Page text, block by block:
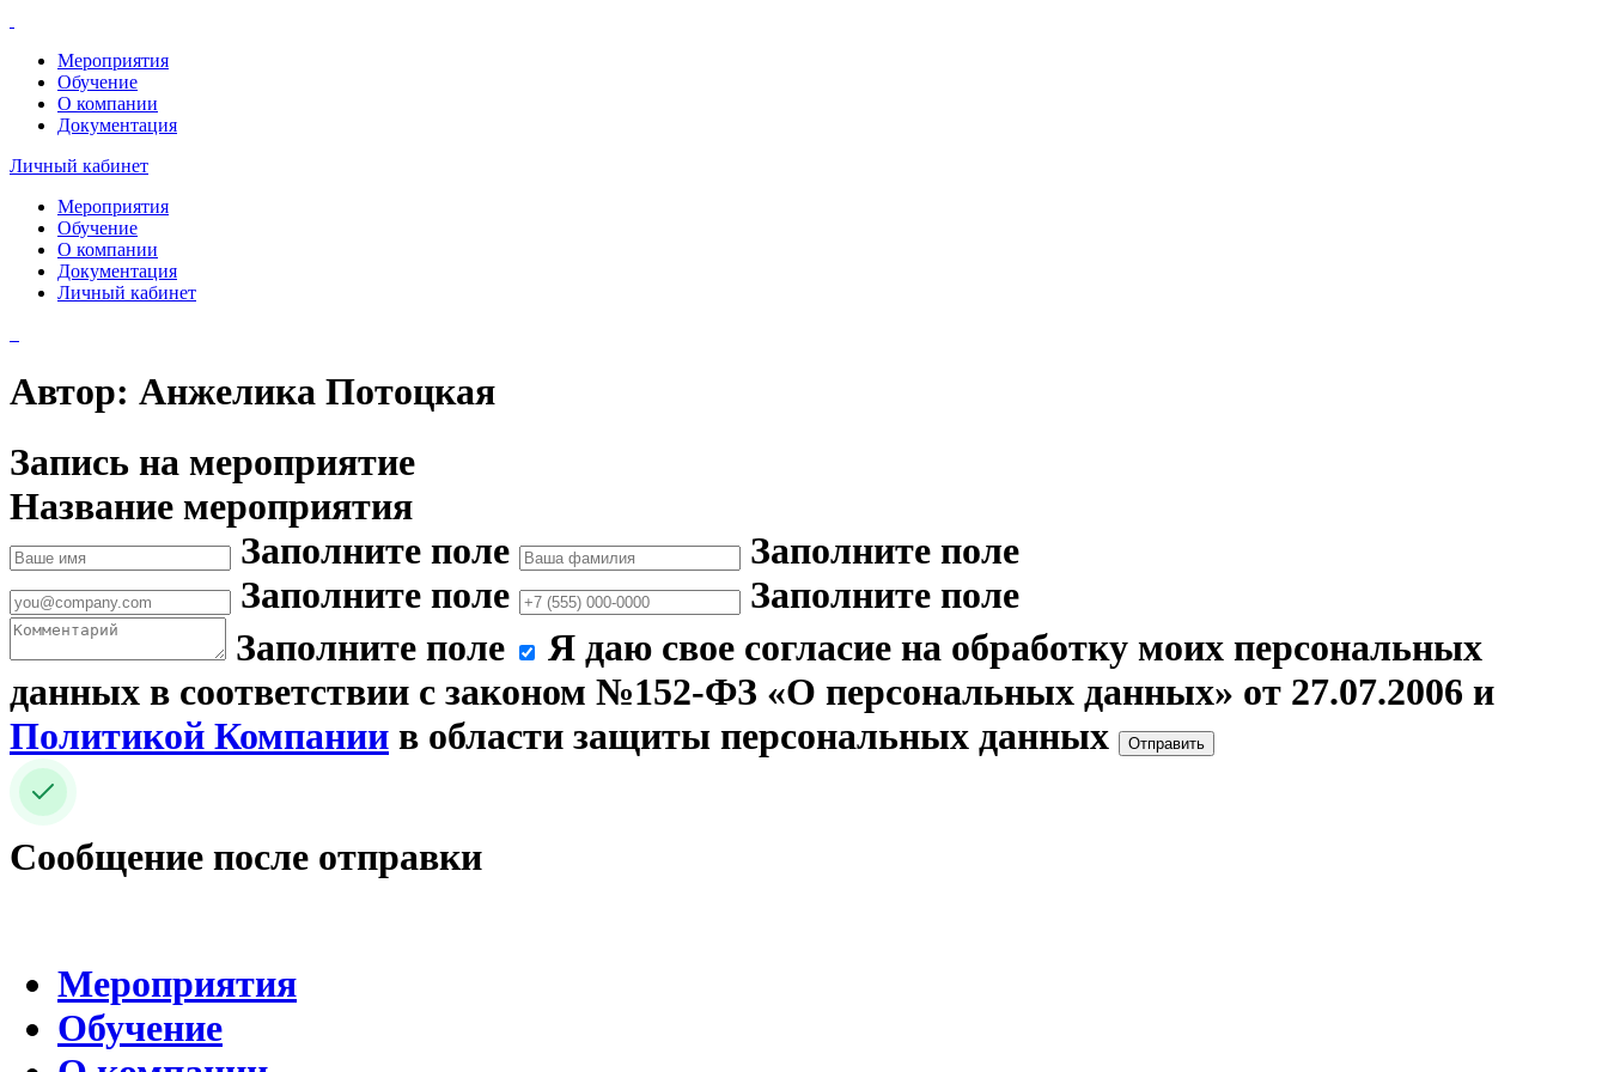
Мероприятия
Обучение
О компании
Документация
Личный кабинет
Мероприятия
Обучение
О компании
Документация
Личный кабинет
Автор: Анжелика Потоцкая
Запись на мероприятие
Название мероприятия
Заполните поле
Заполните поле
Заполните поле
Заполните поле
Заполните поле
Я даю свое согласие на обработку моих персональных
данных в соответствии с законом №152-ФЗ «О персональных данных» от 27.07.2006 и
Политикой Компании в области защиты персональных данных Отправить
Сообщение после отправки
Мероприятия
Обучение